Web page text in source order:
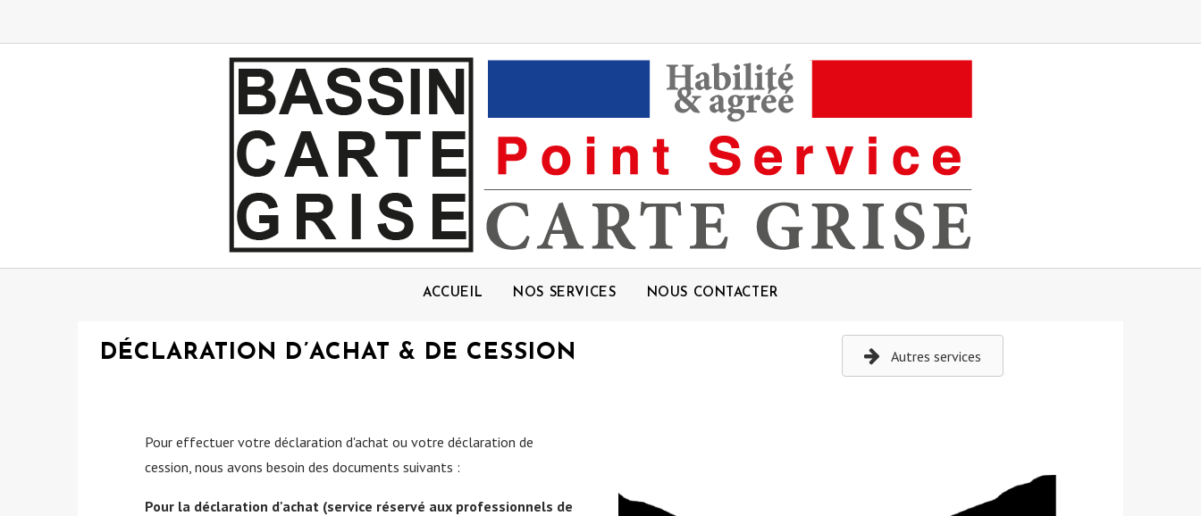
ACCUEIL NOS SERVICES NOUS CONTACTER
DÉCLARATION D’ACHAT & DE CESSION Autres services
Pour effectuer votre déclaration d'achat ou votre déclaration de
cession, nous avons besoin des documents suivants :
Pour la déclaration d'achat (service réservé aux professionnels de